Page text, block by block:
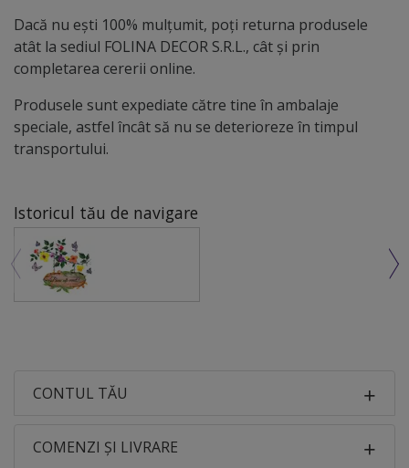
Dacă nu ești 100% mulțumit, poți returna produsele
atât la sediul FOLINA DECOR S.R.L., cât și prin
completarea cererii online.
Produsele sunt expediate către tine în ambalaje
speciale, astfel încât să nu se deterioreze în timpul
transportului.
Istoricul tău de navigare
CONTUL TĂU
COMENZI ȘI LIVRARE